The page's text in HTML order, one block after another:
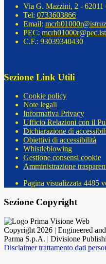
Via G. Mazzini, 2 -
Tel: 0733603866
Email:
PEC:
C.F.: 93039340430
Sezione Link Utili
Cookie policy
Note legali
Informativa Privacy
Ufficio Relazioni con il
Dichiarazione di
Obiettivi di accessibilità
Whistleblowing
Gestione consensi cookie
Amministrazione
Pagina visualizzata 4485
Sezione Copyright
Copyright 2026 | Engineered
Parma S.p.A. | Divisione
Disclaimer trattamento dati